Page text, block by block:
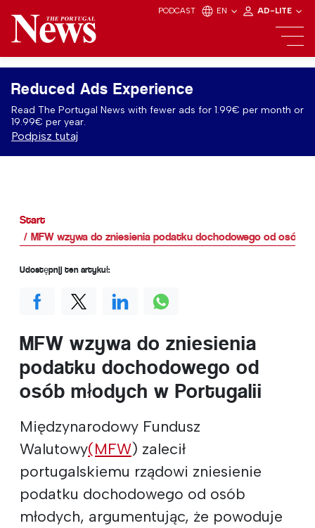
PODCAST EN AD-LITE
Reduced Ads Experience
Read The Portugal News with fewer ads for 1.99€ per month or
19.99€ per year.
Podpisz tutaj
Start
MFW wzywa do zniesienia podatku dochodowego od osób
MFW wzywa do zniesienia
podatku dochodowego od
osób młodych w Portugalii
Międzynarodowy Fundusz
Walutowy(MFW) zalecił
portugalskiemu rządowi zniesienie
podatku dochodowego od osób
młodych, argumentując, że powoduje
Udostępnij ten artykuł: